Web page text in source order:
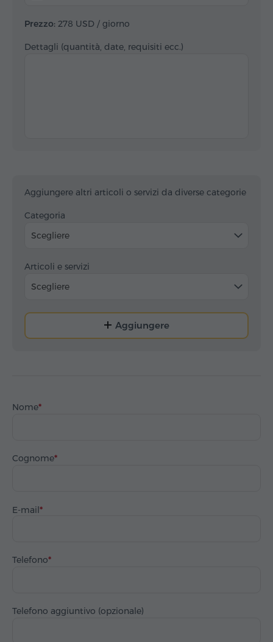
Prezzo: 278 USD / giorno
Dettagli (quantità, date, requisiti ecc.)
Aggiungere altri articoli o servizi da diverse categorie
Categoria
Scegliere
Articoli e servizi
Scegliere
Aggiungere
Nome
Cognome
E-mail
Telefono
Telefono aggiuntivo (opzionale)